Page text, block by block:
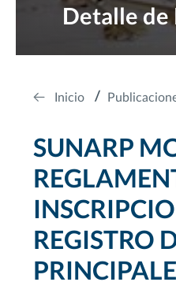
Detalle de
Inicio
SUNARP
REGISTRO